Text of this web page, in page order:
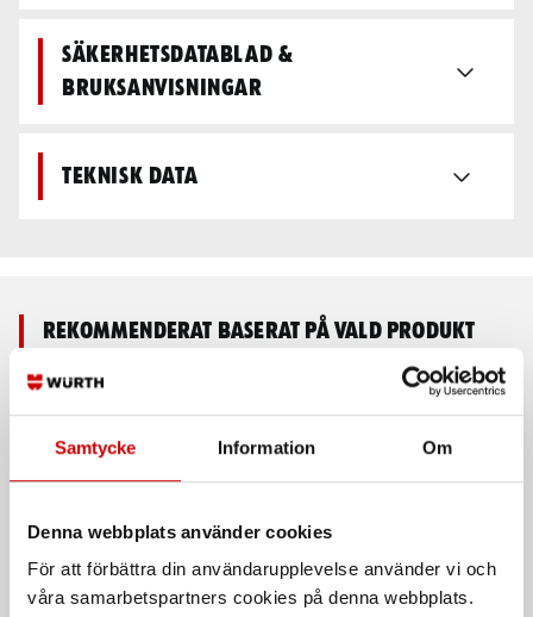
Samtycke Information Om
Denna webbplats använder cookies
För att förbättra din användarupplevelse använder vi och
våra samarbetspartners cookies på denna webbplats.
Säkerhetsdatablad &
bruksanvisningar
Teknisk data
Rekommenderat baserat på vald produkt
Absorbent Oil Only
Absorbent Oil Only